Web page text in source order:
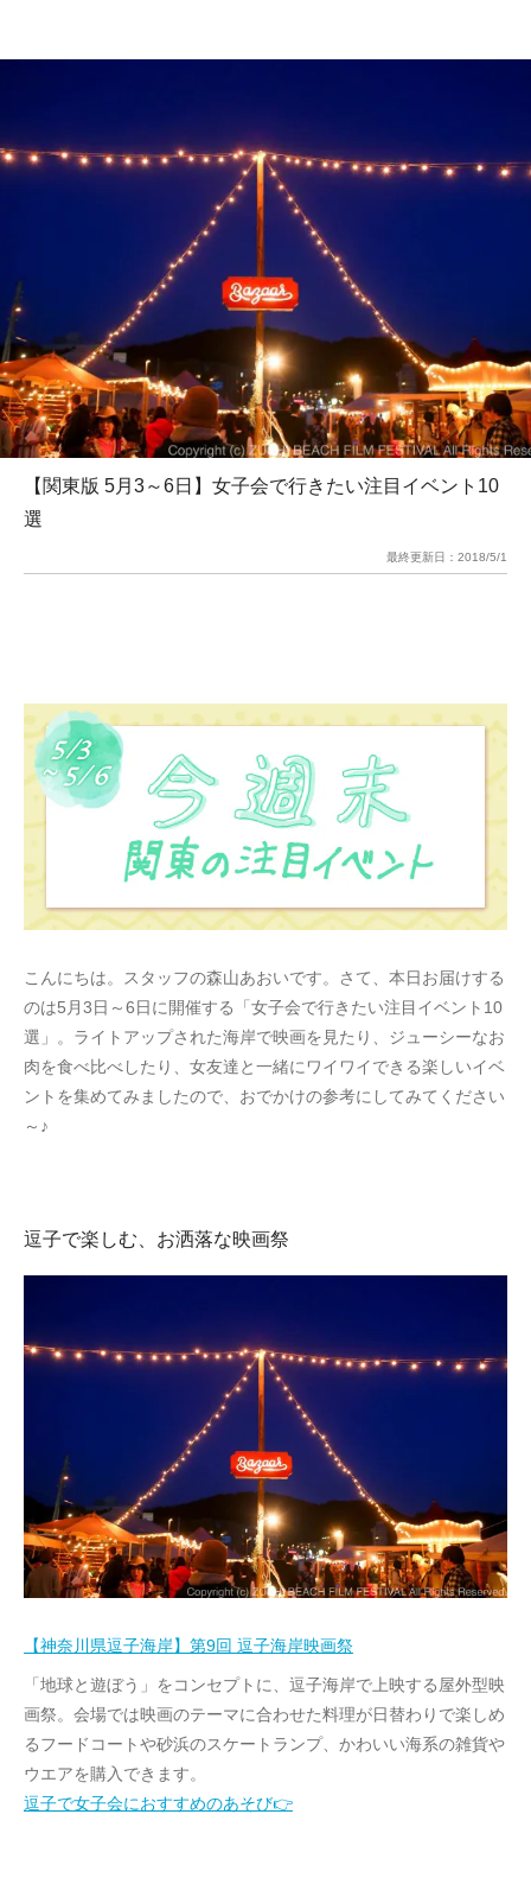
【関東版 5月3～6日】女子会で行きたい注目イベント10
選
最終更新日： 2018/5/1
こんにちは。スタッフの森山あおいです。さて、本日お届けする
のは5月3日～6日に開催する「女子会で行きたい注目イベント10
選」。ライトアップされた海岸で映画を見たり、ジューシーなお
肉を食べ比べしたり、女友達と一緒にワイワイできる楽しいイベ
ントを集めてみましたので、おでかけの参考にしてみてください
～♪
逗子で楽しむ、お洒落な映画祭
【神奈川県逗子海岸】第9回 逗子海岸映画祭
「地球と遊ぼう」をコンセプトに、逗子海岸で上映する屋外型映
画祭。会場では映画のテーマに合わせた料理が日替わりで楽しめ
るフードコートや砂浜のスケートランプ、かわいい海系の雑貨や
ウエアを購入できます。
逗子で女子会におすすめのあそび👉